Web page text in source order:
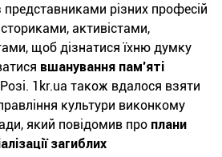
різних професій
активістами,
щоб дізнатися їхню думку
вшанування пам’яті
1kr.ua також вдалося взяти
культури виконкому
який повідомив про плани
загиблих